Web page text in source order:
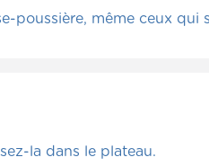
poussière, même ceux qui
la dans le plateau.